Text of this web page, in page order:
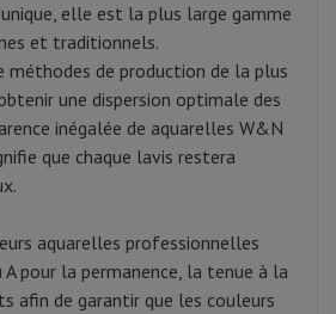
elle est la plus large gamme
et traditionnels.
méthodes de production de la plus
une dispersion optimale des
inégalée de aquarelles W&N
que chaque lavis restera
aquarelles professionnelles
A pour la permanence, la tenue à la
afin de garantir que les couleurs